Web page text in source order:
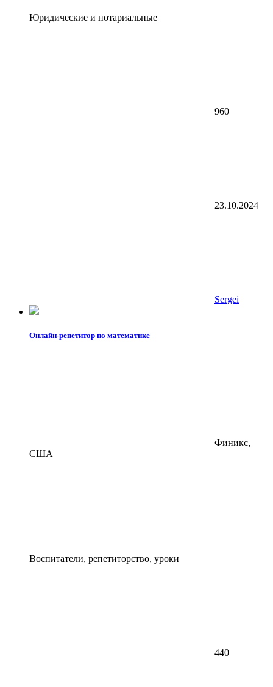
Юридические и нотариальные
960
23.10.2024
Sergei
Онлайн-репетитор по математике
Финикс,
США
Воспитатели, репетиторство, уроки
440